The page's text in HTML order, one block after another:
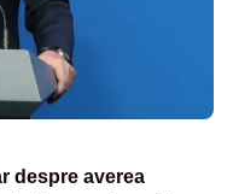
despre averea